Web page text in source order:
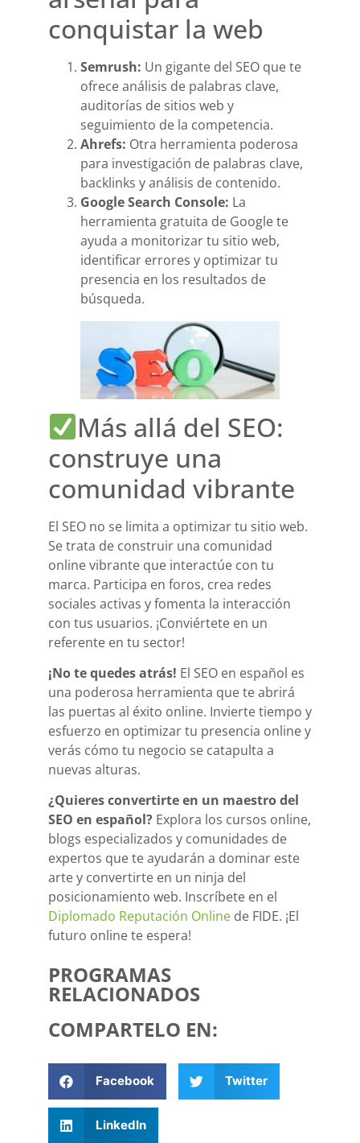
conquistar la web
Semrush: Un gigante del SEO que te
ofrece análisis de palabras clave,
auditorías de sitios web y
seguimiento de la competencia.
Ahrefs: Otra herramienta poderosa
para investigación de palabras clave,
backlinks y análisis de contenido.
Google Search Console: La
herramienta gratuita de Google te
ayuda a monitorizar tu sitio web,
identificar errores y optimizar tu
presencia en los resultados de
búsqueda.
Más allá del SEO:
construye una
comunidad vibrante
El SEO no se limita a optimizar tu sitio web.
Se trata de construir una comunidad
online vibrante que interactúe con tu
marca. Participa en foros, crea redes
sociales activas y fomenta la interacción
con tus usuarios. ¡Conviértete en un
referente en tu sector!
¡No te quedes atrás! El SEO en español es
una poderosa herramienta que te abrirá
las puertas al éxito online. Invierte tiempo y
esfuerzo en optimizar tu presencia online y
verás cómo tu negocio se catapulta a
nuevas alturas.
¿Quieres convertirte en un maestro del
SEO en español? Explora los cursos online,
blogs especializados y comunidades de
expertos que te ayudarán a dominar este
arte y convertirte en un ninja del
posicionamiento web. Inscríbete en el
Diplomado Reputación Online de FIDE. ¡El
futuro online te espera!
PROGRAMAS
RELACIONADOS
COMPARTELO EN:
Facebook Twitter
LinkedIn